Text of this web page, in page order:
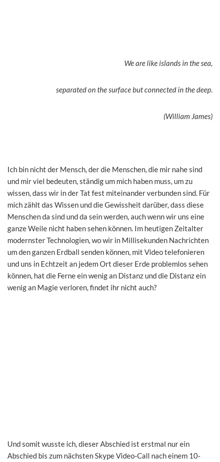
We are like islands in the sea,
separated on the surface but connected in the deep.
(William James)
Ich bin nicht der Mensch, der die Menschen, die mir nahe sind
und mir viel bedeuten, ständig um mich haben muss, um zu
wissen, dass wir in der Tat fest miteinander verbunden sind. Für
mich zählt das Wissen und die Gewissheit darüber, dass diese
Menschen da sind und da sein werden, auch wenn wir uns eine
ganze Weile nicht haben sehen können. Im heutigen Zeitalter
modernster Technologien, wo wir in Millisekunden Nachrichten
um den ganzen Erdball senden können, mit Video telefonieren
und uns in Echtzeit an jedem Ort dieser Erde problemlos sehen
können, hat die Ferne ein wenig an Distanz und die Distanz ein
wenig an Magie verloren, findet ihr nicht auch?
Und somit wusste ich, dieser Abschied ist erstmal nur ein
Abschied bis zum nächsten Skype Video-Call nach einem 10-